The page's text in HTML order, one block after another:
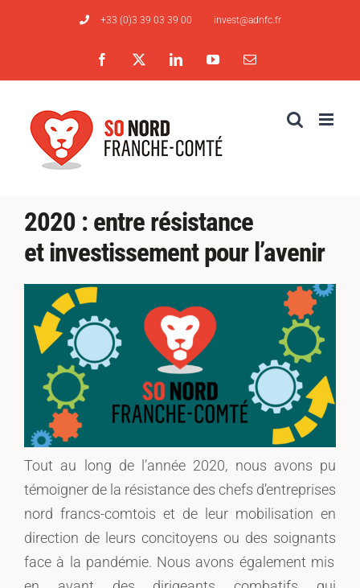
+33 (0)3 39 03 39 00 invest@adnfc.fr
Facebook LinkedInYouTubeEmail
2020 : entre résistance
et investissement pour l’avenir
Tout au long de l’année 2020, nous avons pu
témoigner de la résistance des chefs d’entreprises
nord francs-comtois et de leur mobilisation en
direction de leurs concitoyens ou des soignants
face à la pandémie. Nous avons également mis